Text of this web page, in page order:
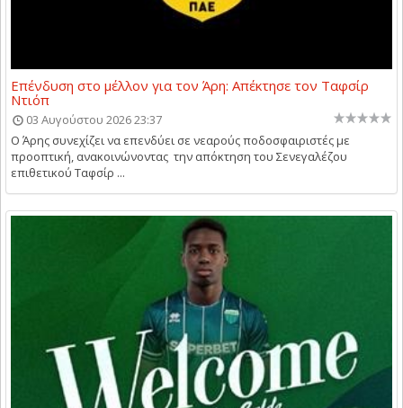
Επένδυση στο μέλλον για τον Άρη: Απέκτησε τον Ταφσίρ
Ντιόπ
03 Αυγούστου 2026 23:37
Ο Άρης συνεχίζει να επενδύει σε νεαρούς ποδοσφαιριστές με
προοπτική, ανακοινώνοντας την απόκτηση του Σενεγαλέζου
επιθετικού Ταφσίρ ...